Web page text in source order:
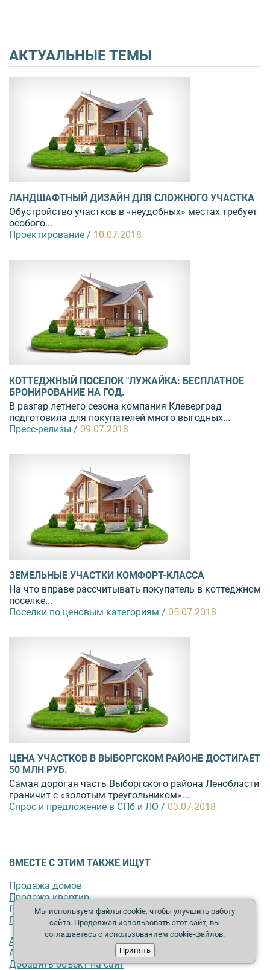
АКТУАЛЬНЫЕ ТЕМЫ
ЛАНДШАФТНЫЙ ДИЗАЙН ДЛЯ СЛОЖНОГО УЧАСТКА
Обустройство участков в «неудобных» местах требует
особого...
Проектирование / 10.07.2018
КОТТЕДЖНЫЙ ПОСЕЛОК "ЛУЖАЙКА: БЕСПЛАТНОЕ
БРОНИРОВАНИЕ НА ГОД.
В разгар летнего сезона компания Клеверград
подготовила для покупателей много выгодных...
Пресс-релизы / 09.07.2018
ЗЕМЕЛЬНЫЕ УЧАСТКИ КОМФОРТ-КЛАССА
На что вправе рассчитывать покупатель в коттеджном
поселке...
Поселки по ценовым категориям / 05.07.2018
ЦЕНА УЧАСТКОВ В ВЫБОРГСКОМ РАЙОНЕ ДОСТИГАЕТ
50 МЛН РУБ.
Самая дорогая часть Выборгского района Ленобласти
граничит с «золотым треугольником»...
Спрос и предложение в СПб и ЛО / 03.07.2018
ВМЕСТЕ С ЭТИМ ТАКЖЕ ИЩУТ
Продажа домов
Продажа квартир
Продажа земельных участков
Продажа таунхаусов
Аренда загородного дома
Аренда квартиры
Добавить объект на сайт
Мы используем файлы cookie, чтобы улучшить работу
сайта. Продолжая использовать этот сайт, вы
соглашаетесь с использованием cookie-файлов.
Принять